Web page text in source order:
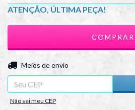
ATENÇÃO, ÚLTIMA PEÇA!
Entregas para o CEP:
Meios de envio
Não sei meu CEP